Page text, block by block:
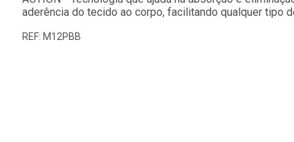
aderência do tecido ao corpo, facilitando qualquer tipo
REF: M12PBB